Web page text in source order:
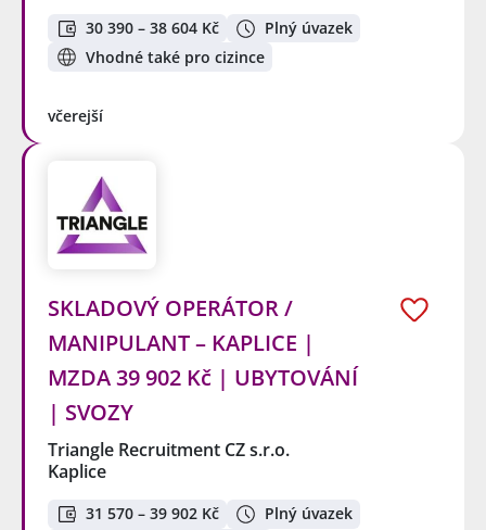
30 390 – 38 604 Kč
Plný úvazek
Vhodné také pro cizince
včerejší
SKLADOVÝ OPERÁTOR /
MANIPULANT – KAPLICE |
MZDA 39 902 Kč | UBYTOVÁNÍ
| SVOZY
Triangle Recruitment CZ s.r.o.
Kaplice
31 570 – 39 902 Kč
Plný úvazek